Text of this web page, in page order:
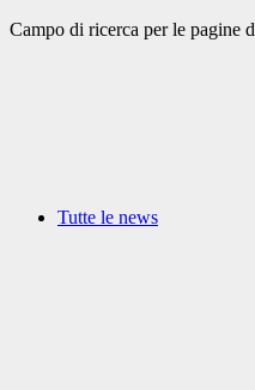
Campo di ricerca per le pagine
Tutte le news